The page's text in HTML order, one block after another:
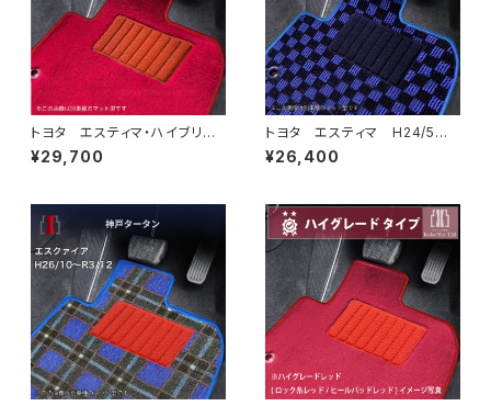
トヨタ エスティマ・ハイブリッ
ド H18/6〜H24/5（前期） 2
0系 フロアマット一式 カーマ
¥29,700
トヨタ エスティマ H24/5〜R
1/10（後期） 50系 フロアマッ
ト一式 カーマット スタンダー
¥26,400